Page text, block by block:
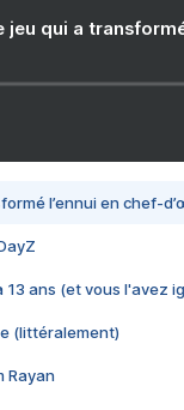
jeu qui a
l’ennui en chef-
13 ans (et vous l'avez
(littéralement)
Rayan